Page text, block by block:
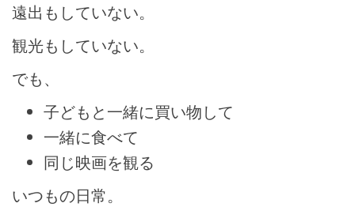
遠出もしていない。
観光もしていない。
でも、
子どもと一緒に買い物して
一緒に食べて
同じ映画を観る
いつもの日常。